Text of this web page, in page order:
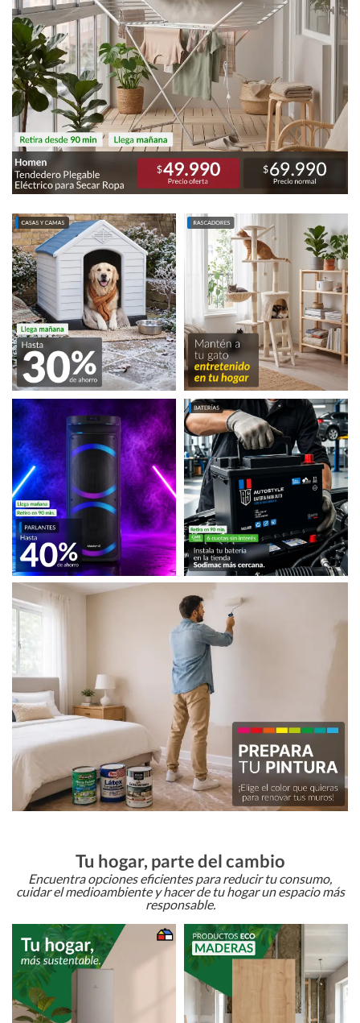
Tu hogar, parte del cambio
Encuentra opciones eficientes para reducir tu consumo,
cuidar el medioambiente y hacer de tu hogar un espacio más
responsable.